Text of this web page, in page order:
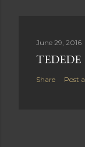
June 29, 2016
TEDEDE
Share Post